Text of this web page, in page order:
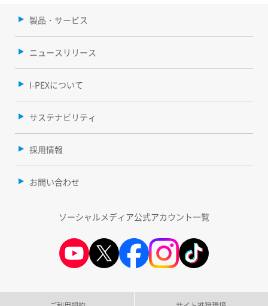
製品・サービス
ニュースリリース
I-PEXについて
サステナビリティ
採用情報
お問い合わせ
ソーシャルメディア公式アカウント一覧